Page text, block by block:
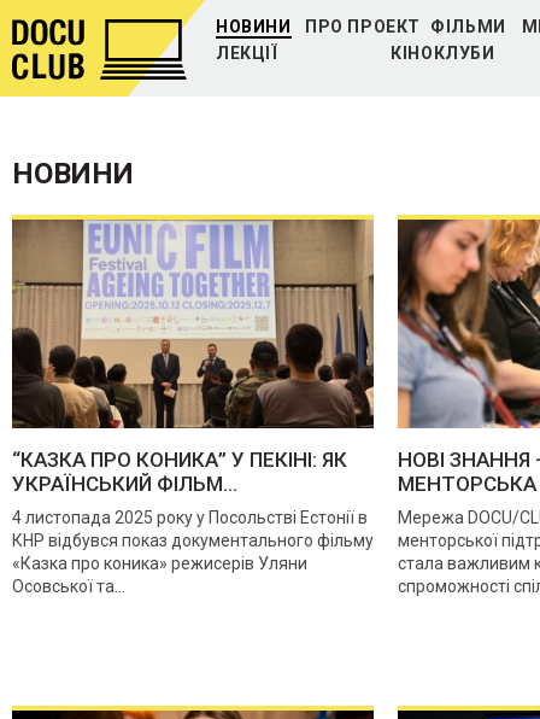
НОВИНИ ПРО ПРОЕКТ ФІЛЬМИ
ЛЕКЦІЇ
КІНОКЛУБИ
НОВИНИ
“КАЗКА ПРО КОНИКА” У ПЕКІНІ: ЯК
УКРАЇНСЬКИЙ ФІЛЬМ...
4 листопада 2025 року у Посольстві Естонії в
КНР відбувся показ документального фільму
«Казка про коника» режисерів Уляни
Осовської та...
НОВІ ЗНАННЯ
МЕНТОРСЬКА
Мережа DOCU/
менторської
стала важливим
спроможності